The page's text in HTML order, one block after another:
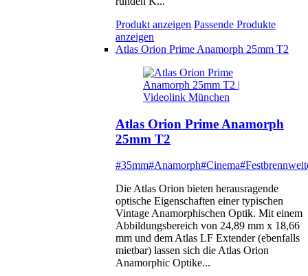
Produkt anzeigen Passende Produkte
anzeigen
Atlas Orion Prime Anamorph 25mm T2
Atlas Orion Prime Anamorph
25mm T2
#35mm#Anamorph#Cinema
Die Atlas Orion bieten herausragende
optische Eigenschaften einer typischen
Vintage Anamorphischen Optik. Mit einem
Abbildungsbereich von 24,89 mm x 18,66
mm und dem Atlas LF Extender (ebenfalls
mietbar) lassen sich die Atlas Orion
Anamorphic Optike...